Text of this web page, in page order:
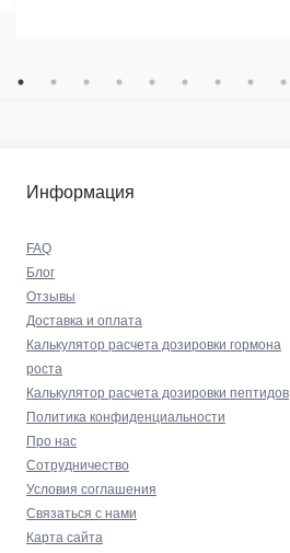
Информация
FAQ
Блог
Отзывы
Доставка и оплата
Калькулятор расчета дозировки гормона
роста
Калькулятор расчета дозировки пептидов
Политика конфиденциальности
Про нас
Сотрудничество
Условия соглашения
Связаться с нами
Карта сайта